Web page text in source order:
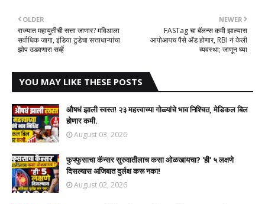
NEWER
FASTag चा बॅलन्स कमी झाल्यास
आपोआपच पैसे अ‍ॅड होणार, RBI नं केली
व्यवस्था; जाणून घ्या
OLDER
राज्यात महायुतीची सत्ता जाणार? मविआला
सर्वाधिक जागा, इंडिया टुडेचा सत्ताधाऱ्यांचा
झोप उडवणारा सर्व्हे
YOU MAY LIKE THESE POSTS
औषधं झाली स्वस्त! २३ महत्त्वाच्या गोळ्यांचे भाव निश्चित, मेडिकल बिल
होणार कमी.
August 03, 2026
फुफ्फुसाचा कॅन्सर सुरुवातीलाच कसा ओळखायचा? 'ही' ५ लक्षणे
दिसल्यास अजिबात दुर्लक्ष करू नका!
August 02, 2026